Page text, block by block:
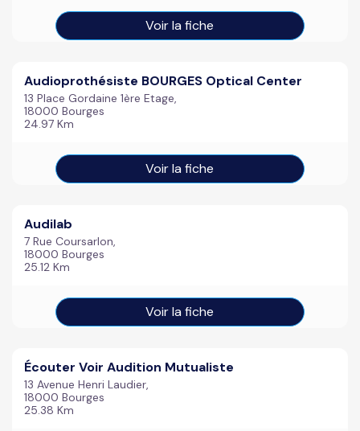
Voir la fiche
Audioprothésiste BOURGES Optical Center
13 Place Gordaine 1ère Etage,
18000 Bourges
24.97 Km
Voir la fiche
Audilab
7 Rue Coursarlon,
18000 Bourges
25.12 Km
Voir la fiche
Écouter Voir Audition Mutualiste
13 Avenue Henri Laudier,
18000 Bourges
25.38 Km